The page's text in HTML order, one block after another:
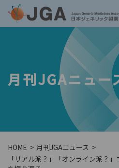
月刊JGAニュー
HOME
月刊JGAニュース
「リアル派？」「オンライン派？